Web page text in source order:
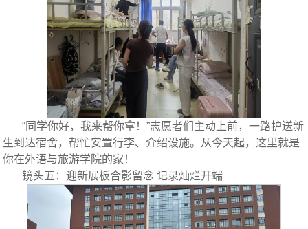
“同学你好，我来帮你拿！”志愿者们主动上前，一路护送新
生到达宿舍，帮忙安置行李、介绍设施。从今天起，这里就是
你在外语与旅游学院的家！
镜头五：迎新展板合影留念 记录灿烂开端